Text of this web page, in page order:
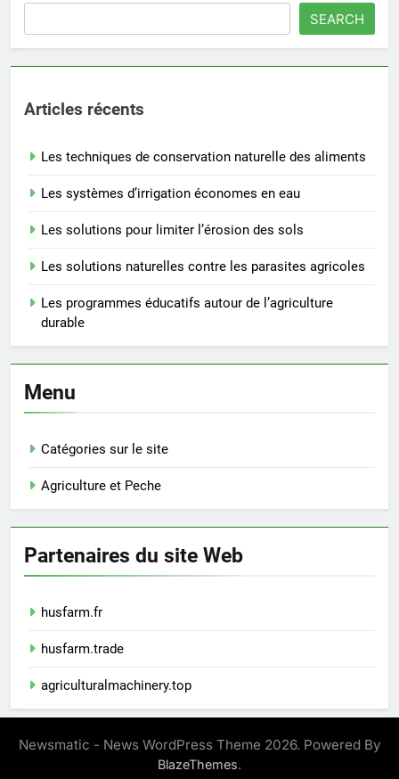
SEARCH
Articles récents
Les techniques de conservation naturelle des aliments
Les systèmes d’irrigation économes en eau
Les solutions pour limiter l’érosion des sols
Les solutions naturelles contre les parasites agricoles
Les programmes éducatifs autour de l’agriculture
durable
Menu
Catégories sur le site
Agriculture et Peche
Partenaires du site Web
husfarm.fr
husfarm.trade
agriculturalmachinery.top
Newsmatic - News WordPress Theme 2026. Powered By
BlazeThemes.